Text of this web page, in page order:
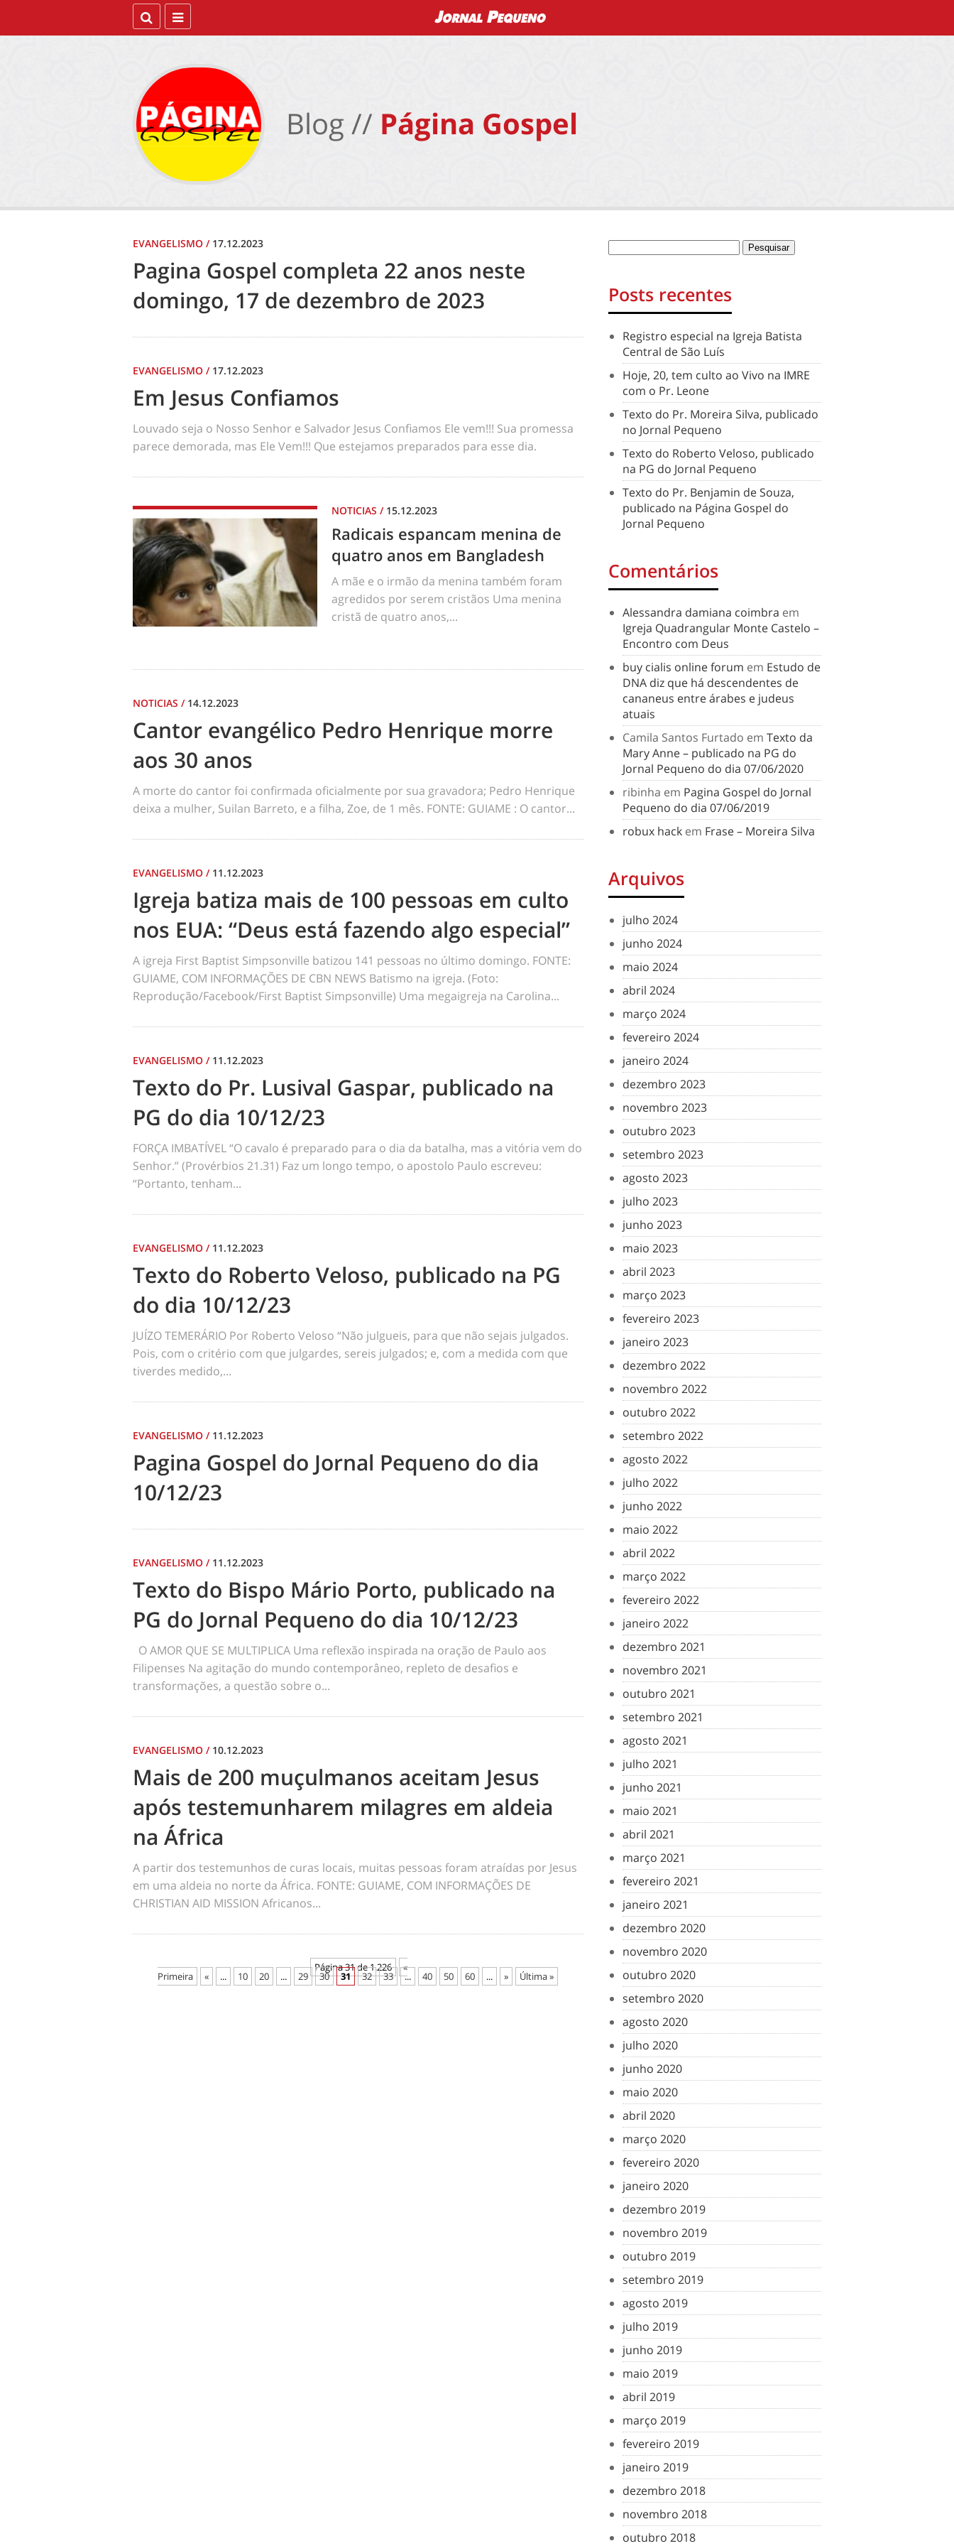
Blog // Página Gospel
EVANGELISMO / 17.12.2023
Pagina Gospel completa 22 anos neste
domingo, 17 de dezembro de 2023
EVANGELISMO / 17.12.2023
Em Jesus Confiamos
Louvado seja o Nosso Senhor e Salvador Jesus Confiamos Ele vem!!! Sua promessa
parece demorada, mas Ele Vem!!! Que estejamos preparados para esse dia.
NOTICIAS / 15.12.2023
Radicais espancam menina de
quatro anos em Bangladesh
A mãe e o irmão da menina também foram
agredidos por serem cristãos Uma menina
cristã de quatro anos,...
NOTICIAS / 14.12.2023
Cantor evangélico Pedro Henrique morre
aos 30 anos
A morte do cantor foi confirmada oficialmente por sua gravadora; Pedro Henrique
deixa a mulher, Suilan Barreto, e a filha, Zoe, de 1 mês. FONTE: GUIAME : O cantor...
EVANGELISMO / 11.12.2023
Igreja batiza mais de 100 pessoas em culto
nos EUA: “Deus está fazendo algo especial”
A igreja First Baptist Simpsonville batizou 141 pessoas no último domingo. FONTE:
GUIAME, COM INFORMAÇÕES DE CBN NEWS Batismo na igreja. (Foto:
Reprodução/Facebook/First Baptist Simpsonville) Uma megaigreja na Carolina...
EVANGELISMO / 11.12.2023
Texto do Pr. Lusival Gaspar, publicado na
PG do dia 10/12/23
FORÇA IMBATÍVEL “O cavalo é preparado para o dia da batalha, mas a vitória vem do
Senhor.” (Provérbios 21.31) Faz um longo tempo, o apostolo Paulo escreveu:
“Portanto, tenham...
EVANGELISMO / 11.12.2023
Texto do Roberto Veloso, publicado na PG
do dia 10/12/23
JUÍZO TEMERÁRIO Por Roberto Veloso “Não julgueis, para que não sejais julgados.
Pois, com o critério com que julgardes, sereis julgados; e, com a medida com que
tiverdes medido,...
EVANGELISMO / 11.12.2023
Pagina Gospel do Jornal Pequeno do dia
10/12/23
EVANGELISMO / 11.12.2023
Texto do Bispo Mário Porto, publicado na
PG do Jornal Pequeno do dia 10/12/23
O AMOR QUE SE MULTIPLICA Uma reflexão inspirada na oração de Paulo aos
Filipenses Na agitação do mundo contemporâneo, repleto de desafios e
transformações, a questão sobre o...
EVANGELISMO / 10.12.2023
Mais de 200 muçulmanos aceitam Jesus
após testemunharem milagres em aldeia
na África
A partir dos testemunhos de curas locais, muitas pessoas foram atraídas por Jesus
em uma aldeia no norte da África. FONTE: GUIAME, COM INFORMAÇÕES DE
CHRISTIAN AID MISSION Africanos...
Página 31 de 1.226 «
Primeira « ... 10 20 ... 29 30 31 32 33 ... 40 50 60 ... » Última »
Posts recentes
Registro especial na Igreja Batista
Central de São Luís
Hoje, 20, tem culto ao Vivo na IMRE
com o Pr. Leone
Texto do Pr. Moreira Silva, publicado
no Jornal Pequeno
Texto do Roberto Veloso, publicado
na PG do Jornal Pequeno
Texto do Pr. Benjamin de Souza,
publicado na Página Gospel do
Jornal Pequeno
Comentários
Alessandra damiana coimbra em
Igreja Quadrangular Monte Castelo –
Encontro com Deus
buy cialis online forum em Estudo de
DNA diz que há descendentes de
cananeus entre árabes e judeus
atuais
Camila Santos Furtado em Texto da
Mary Anne – publicado na PG do
Jornal Pequeno do dia 07/06/2020
ribinha em Pagina Gospel do Jornal
Pequeno do dia 07/06/2019
robux hack em Frase – Moreira Silva
Arquivos
julho 2024
junho 2024
maio 2024
abril 2024
março 2024
fevereiro 2024
janeiro 2024
dezembro 2023
novembro 2023
outubro 2023
setembro 2023
agosto 2023
julho 2023
junho 2023
maio 2023
abril 2023
março 2023
fevereiro 2023
janeiro 2023
dezembro 2022
novembro 2022
outubro 2022
setembro 2022
agosto 2022
julho 2022
junho 2022
maio 2022
abril 2022
março 2022
fevereiro 2022
janeiro 2022
dezembro 2021
novembro 2021
outubro 2021
setembro 2021
agosto 2021
julho 2021
junho 2021
maio 2021
abril 2021
março 2021
fevereiro 2021
janeiro 2021
dezembro 2020
novembro 2020
outubro 2020
setembro 2020
agosto 2020
julho 2020
junho 2020
maio 2020
abril 2020
março 2020
fevereiro 2020
janeiro 2020
dezembro 2019
novembro 2019
outubro 2019
setembro 2019
agosto 2019
julho 2019
junho 2019
maio 2019
abril 2019
março 2019
fevereiro 2019
janeiro 2019
dezembro 2018
novembro 2018
outubro 2018